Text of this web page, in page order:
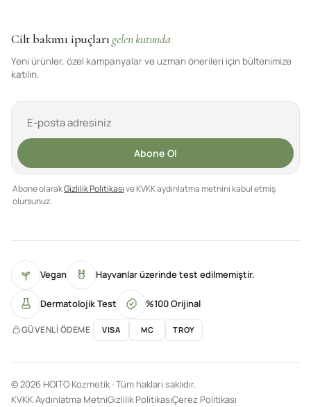
Cilt bakımı ipuçları gelen kutunda
Yeni ürünler, özel kampanyalar ve uzman önerileri için bültenimize
katılın.
Abone Ol
Abone olarakGizlilik Politikasıve KVKK aydınlatma metnini kabul etmiş
olursunuz.
Vegan Hayvanlar üzerinde test edilmemiştir.
Dermatolojik Test %100 Orijinal
GÜVENLI ÖDEME VISA MC TROY
© 2026 HOITO Kozmetik · Tüm hakları saklıdır.
KVKK Aydınlatma MetniGizlilik PolitikasıÇerez Politikası